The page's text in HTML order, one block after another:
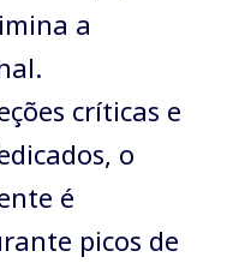
a
críticas e
o
é
picos de